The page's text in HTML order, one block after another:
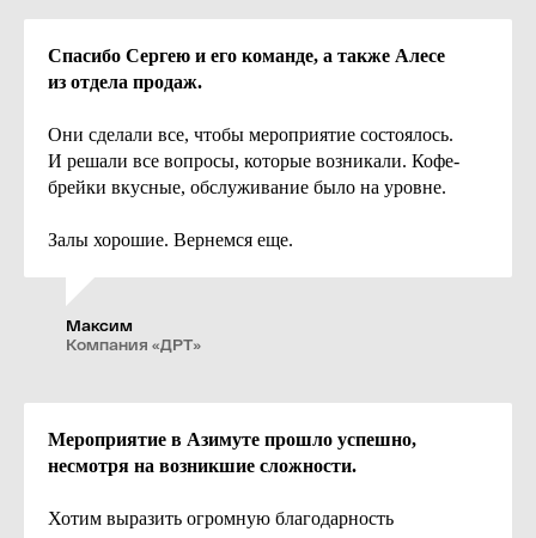
Спасибо Сергею и его команде, а также Алесе
из отдела продаж.
Они сделали все, чтобы мероприятие состоялось.
И решали все вопросы, которые возникали. Кофе-
брейки вкусные, обслуживание было на уровне.
Залы хорошие. Вернемся еще.
Максим
Компания «ДРТ»
Мероприятие в Азимуте прошло успешно,
несмотря на возникшие сложности.
Хотим выразить огромную благодарность
Бронировать зал
+7 (960) 260-48-56